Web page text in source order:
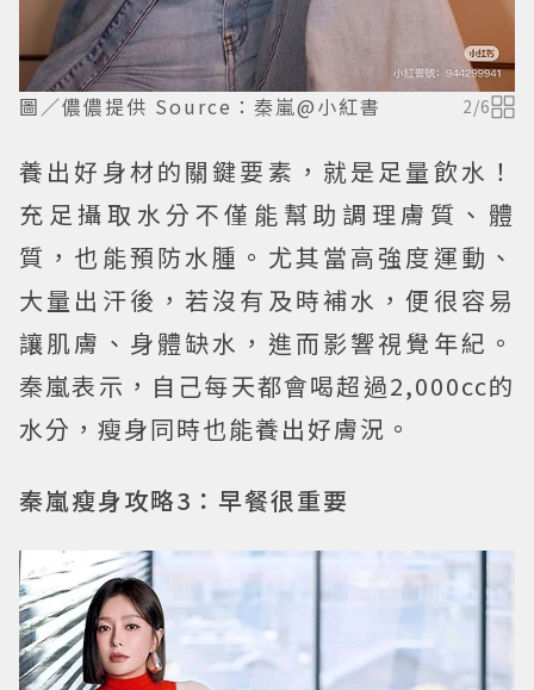
圖／儂儂提供 Source：秦嵐@小紅書 2/6
養出好身材的關鍵要素，就是足量飲水！
充足攝取水分不僅能幫助調理膚質、體
質，也能預防水腫。尤其當高強度運動、
大量出汗後，若沒有及時補水，便很容易
讓肌膚、身體缺水，進而影響視覺年紀。
秦嵐表示，自己每天都會喝超過2,000cc的
水分，瘦身同時也能養出好膚況。
秦嵐瘦身攻略3：早餐很重要